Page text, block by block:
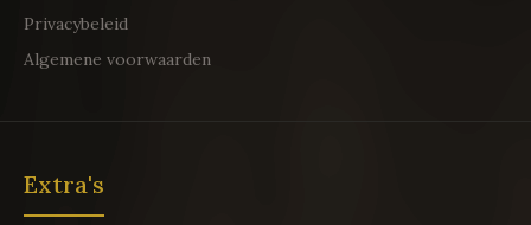
Privacybeleid
Algemene voorwaarden
Extra's